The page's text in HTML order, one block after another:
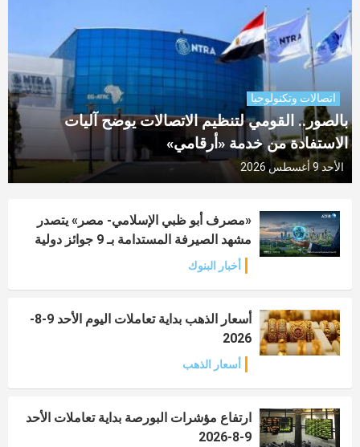
اتصالات وتكنولوجيا
بالصور.. القومي لتنظيم الاتصالات يوضح آليات
الاستفادة من خدمة «أرقامي»
الأحد 9 أغسطس 2026
«مصرف أبو ظبي الإسلامي- مصر» يتصدر
مشهد الصيرفة المستدامة بـ 9 جوائز دولية
أخبار البنوك
أسعار الذهب بداية تعاملات اليوم الأحد 9-8-
2026
أسعار الذهب
ارتفاع مؤشرات البورصة بداية تعاملات الأحد
9-8-2026